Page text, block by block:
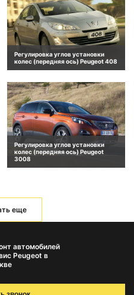
Регулировка углов установки
колес (передняя ось) Peugeot 408
Регулировка углов установки
колес (передняя ось) Peugeot
3008
еще
автомобилей
Peugeot в